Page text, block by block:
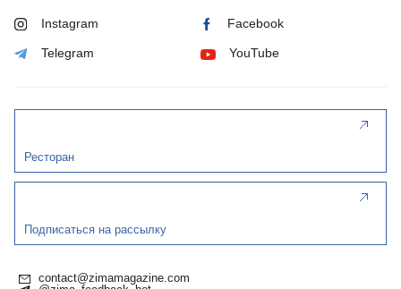
Instagram Facebook
Telegram YouTube
Ресторан
Подписаться на рассылку
contact@zimamagazine.com